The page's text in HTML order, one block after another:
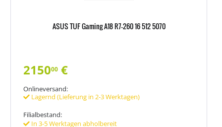
ASUS TUF Gaming A18 R7-260 16 512 5070
215000 €
Onlineversand:
Lagernd (Lieferung in 2-3 Werktagen)
Filialbestand:
In 3-5 Werktagen abholbereit